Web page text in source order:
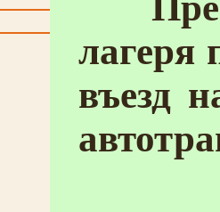
лагеря
въезд